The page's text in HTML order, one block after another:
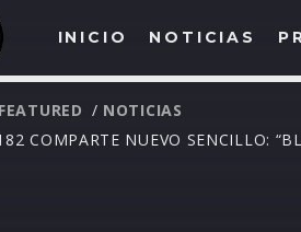
INICIO NOTICIAS
FEATURED / NOTICIAS
COMPARTE NUEVO SENCILLO: